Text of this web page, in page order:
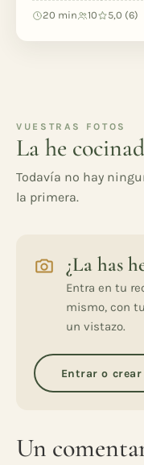
20 min 10 5,0 (6)
VUESTRAS FOTOS
La he
Todavía no hay
la primera.
¿La has
Entra en tu
mismo, con
un vistazo.
Entrar o
Un